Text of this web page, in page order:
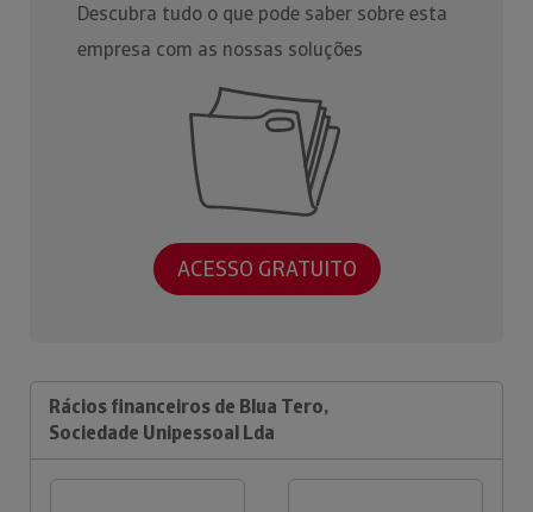
Descubra tudo o que pode saber sobre esta
empresa com as nossas soluções
ACESSO GRATUITO
Rácios financeiros de Blua Tero,
Sociedade Unipessoal Lda